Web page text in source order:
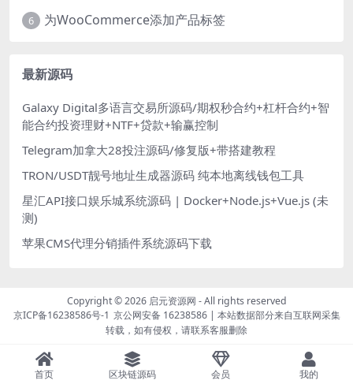
6 为WooCommerce添加产品标签
最新源码
Galaxy Digital多语言交易所源码/期权秒合约+杠杆合约+智
能合约投资理财+NTF+贷款+输赢控制
Telegram加拿大28投注源码/修复版+带搭建教程
TRON/USDT靓号地址生成器源码 纯本地离线钱包工具
星汇API接口娱乐城系统源码 | Docker+Node.js+Vue.js (未
测)
苹果CMS代理分销插件系统源码下载
Copyright © 2026 启元资源网 - All rights reserved
京ICP备16238586号-1 京公网安备 16238586| 本站数据部分来自互联网采集
转载，如有侵权，请联系客服删除
首页 区块链源码 会员 我的